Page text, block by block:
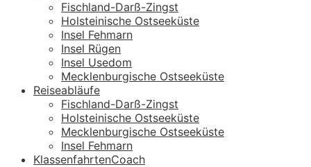
Fischland-Darß-Zingst
Holsteinische Ostseeküste
Insel Fehmarn
Insel Rügen
Insel Usedom
Mecklenburgische Ostseeküste
Reiseabläufe
Fischland-Darß-Zingst
Holsteinische Ostseeküste
Mecklenburgische Ostseeküste
Insel Fehmarn
KlassenfahrtenCoach